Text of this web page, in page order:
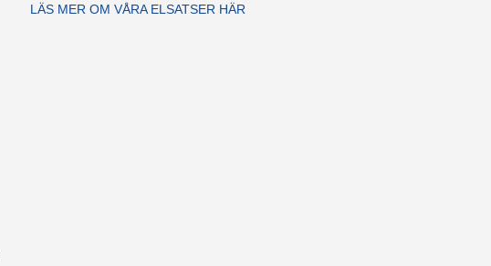
LÄS MER OM VÅRA ELSATSER HÄR